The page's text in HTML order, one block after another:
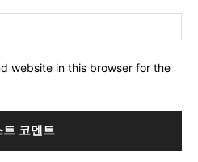
website in this browser for the